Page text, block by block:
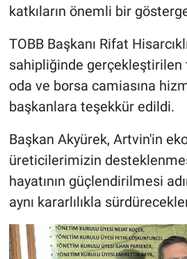
katkıların önemli bir
TOBB Başkanı Rifat
sahipliğinde gerçekleştirilen
oda ve borsa camiasına
başkanlara teşekkür edildi.
Başkan Akyürek, Artvin'in
üreticilerimizin
hayatının güçlendirilmesi
aynı kararlılıkla